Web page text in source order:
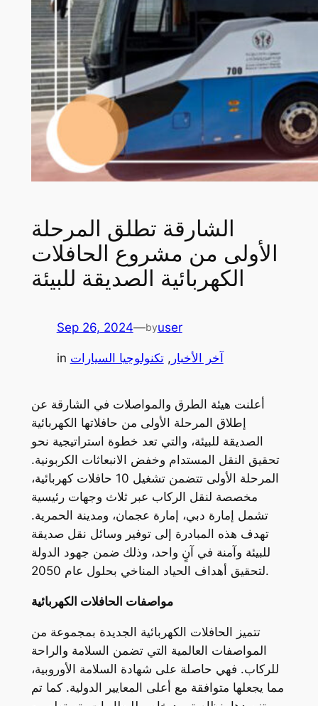
الشارقة تطلق المرحلة
الأولى من مشروع الحافلات
الكهربائية الصديقة للبيئة
Sep 26, 2024—byuser
in آخر الأخبار , تكنولوجيا السيارات
أعلنت هيئة الطرق والمواصلات في الشارقة عن
إطلاق المرحلة الأولى من حافلاتها الكهربائية
الصديقة للبيئة، والتي تعد خطوة استراتيجية نحو
تحقيق النقل المستدام وخفض الانبعاثات الكربونية.
المرحلة الأولى تتضمن تشغيل 10 حافلات كهربائية،
مخصصة لنقل الركاب عبر ثلاث وجهات رئيسية
تشمل إمارة دبي، إمارة عجمان، ومدينة الحمرية.
تهدف هذه المبادرة إلى توفير وسائل نقل صديقة
للبيئة وآمنة في آنٍ واحد، وذلك ضمن جهود الدولة
لتحقيق أهداف الحياد المناخي بحلول عام 2050.
مواصفات الحافلات الكهربائية
تتميز الحافلات الكهربائية الجديدة بمجموعة من
المواصفات العالمية التي تضمن السلامة والراحة
للركاب. فهي حاصلة على شهادة السلامة الأوروبية،
مما يجعلها متوافقة مع أعلى المعايير الدولية. كما تم